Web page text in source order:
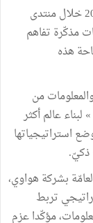
والجدير بالذكر أنّ الطرفين كانا وقّعا في نوفمبر 2015 خلال منتدى
مذكّرة تفاهم
هذه
من
عالم أكثر
استراتيجياتها
ذكيّ.
بشركة هواوي،
تربط
مؤكّدا عزم